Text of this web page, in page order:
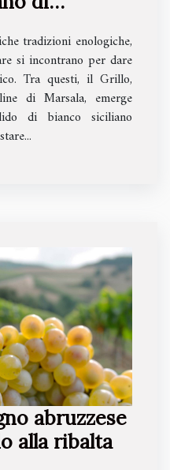
tradizioni enologiche,
si incontrano per dare
Tra questi, il Grillo,
di Marsala, emerge
di bianco siciliano
abruzzese
alla ribalta